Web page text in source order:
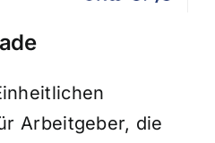
Arbeitgeber, die